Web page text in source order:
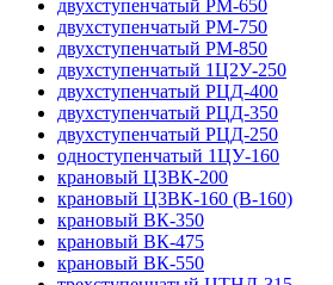
двухступенчатый РМ-650
двухступенчатый РМ-750
двухступенчатый РМ-850
двухступенчатый 1Ц2У-250
двухступенчатый РЦД-400
двухступенчатый РЦД-350
двухступенчатый РЦД-250
одноступенчатый 1ЦУ-160
крановый Ц3ВК-200
крановый Ц3ВК-160 (В-160)
крановый ВК-350
крановый ВК-475
крановый ВК-550